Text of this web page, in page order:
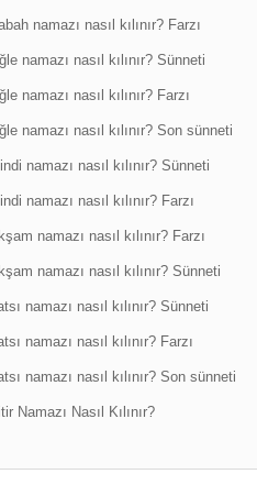
namazı nasıl kılınır? Farzı
namazı nasıl kılınır? Sünneti
namazı nasıl kılınır? Farzı
namazı nasıl kılınır? Son sünneti
namazı nasıl kılınır? Sünneti
namazı nasıl kılınır? Farzı
namazı nasıl kılınır? Farzı
namazı nasıl kılınır? Sünneti
namazı nasıl kılınır? Sünneti
namazı nasıl kılınır? Farzı
namazı nasıl kılınır? Son sünneti
Namazı Nasıl Kılınır?